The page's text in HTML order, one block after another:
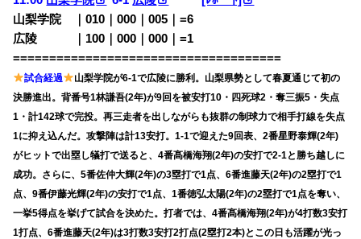
山梨学院 ｜010｜000｜005｜=6
広陵 ｜100｜000｜000｜=1
=====================================
試合経過
山梨学院が6-1で広陵に勝利。山梨県勢として春夏通じて初の
決勝進出。背番号1林謙吾(2年)が9回を被安打10・四死球2・奪三振5・失点
1・計142球で完投。再三走者を出しながらも抜群の制球力で相手打線を失点
1に抑え込んだ。攻撃陣は計13安打。1-1で迎えた9回表、2番星野泰輝(2年)
がヒットで出塁し犠打で送ると、4番髙橋海翔(2年)の安打で2-1と勝ち越しに
成功。さらに、5番佐仲大輝(2年)の3塁打で1点、6番進藤天(2年)の2塁打で1
点、9番伊藤光輝(2年)の安打で1点、1番徳弘太陽(2年)の2塁打で1点を奪い、
一挙5得点を挙げて試合を決めた。打者では、4番髙橋海翔(2年)が4打数3安打
1打点、6番進藤天(2年)は3打数3安打2打点(2塁打2本)とこの日も活躍が光っ